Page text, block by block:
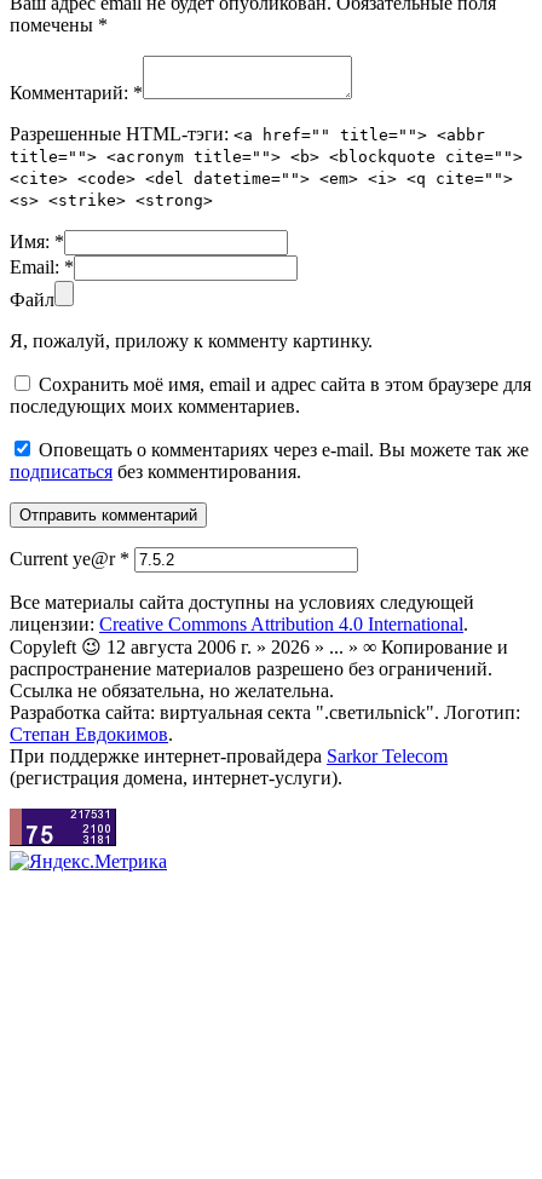
помечены *
Комментарий: *
Разрешенные HTML-тэги: <a href="" title=""> <abbr
title=""> <acronym title=""> <b> <blockquote cite="">
<cite> <code> <del datetime=""> <em> <i> <q cite="">
<s> <strike> <strong>
Имя: *
Email: *
Файл
Я, пожалуй, приложу к комменту картинку.
Сохранить моё имя, email и адрес сайта в этом браузере для
последующих моих комментариев.
Оповещать о комментариях через e-mail. Вы можете так же
подписаться без комментирования.
Current ye@r *
Все материалы сайта доступны на условиях следующей
лицензии: Creative Commons Attribution 4.0 International.
Copyleft 😉 12 августа 2006 г. » 2026 » ... » ∞ Копирование и
распространение материалов разрешено без ограничений.
Ссылка не обязательна, но желательна.
Разработка сайта: виртуальная секта ".светильnick". Логотип:
Степан Евдокимов.
При поддержке интернет-провайдера Sarkor Telecom
(регистрация домена, интернет-услуги).